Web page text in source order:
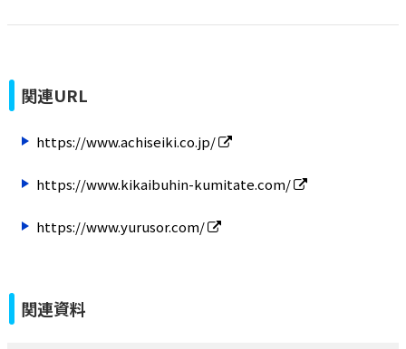
関連URL
https://www.achiseiki.co.jp/
https://www.kikaibuhin-kumitate.com/
https://www.yurusor.com/
関連資料